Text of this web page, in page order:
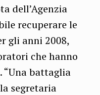
dell’Agenzia
recuperare le
gli anni 2008,
che hanno
battaglia
segretaria